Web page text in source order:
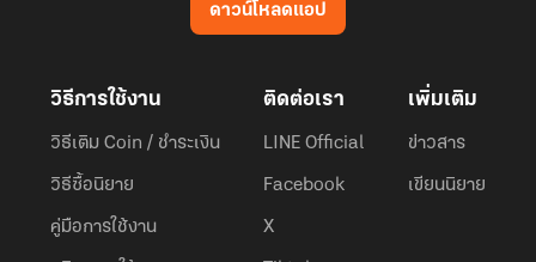
ดาวน์โหลดแอป
วิธีการใช้งาน
วิธีเติม Coin / ชำระเงิน
วิธีซื้อนิยาย
คู่มือการใช้งาน
ติดต่อเรา
LINE Official
Facebook
X
เพิ่มเติม
ข่าวสาร
เขียนนิยาย